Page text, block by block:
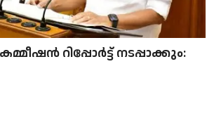
റിപ്പോർട്ട് നടപ്പാക്കും: